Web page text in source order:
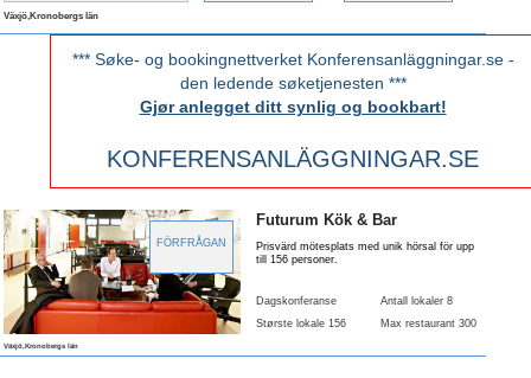
Växjö,Kronobergs län
*** Søke- og bookingnettverket Konferensanläggningar.se -
den ledende søketjenesten ***
Gjør anlegget ditt synlig og bookbart!
KONFERENSANLÄGGNINGAR.SE
FÖRFRÅGAN
Futurum Kök & Bar
Prisvärd mötesplats med unik hörsal för upp
till 156 personer.
Dagskonferanse
Antall lokaler 8
Største lokale 156 Max restaurant 300
Växjö,Kronobergs län